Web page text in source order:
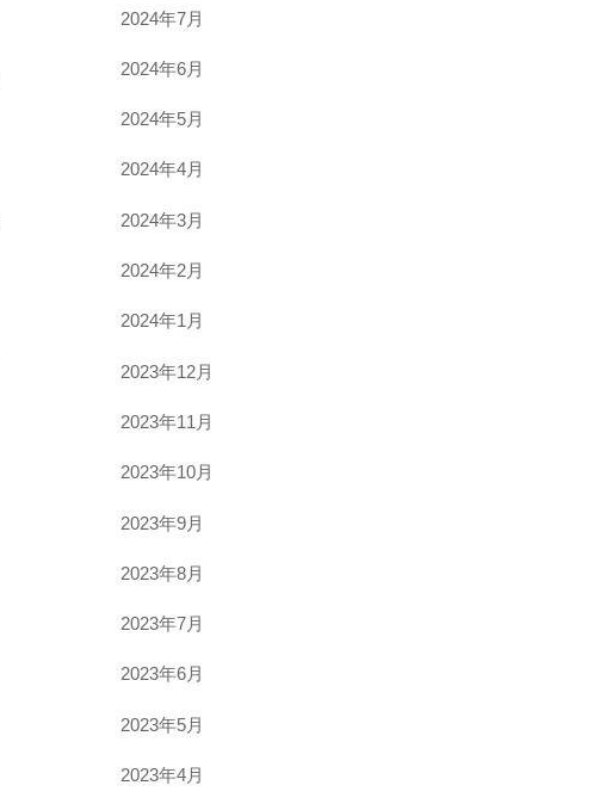
2024年7月
2024年6月
2024年5月
2024年4月
2024年3月
2024年2月
2024年1月
2023年12月
2023年11月
2023年10月
2023年9月
2023年8月
2023年7月
2023年6月
2023年5月
2023年4月